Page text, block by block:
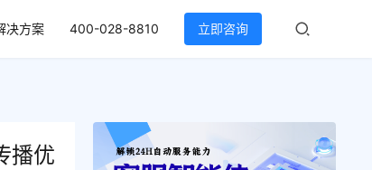
决方案 400-028-8810 立即咨询
播优